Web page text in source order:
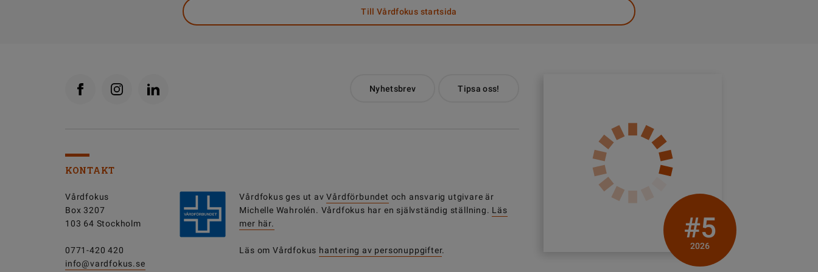
Till Vårdfokus startsida
Nyhetsbrev Tipsa oss!
KONTAKT
Vårdfokus
Box 3207
103 64 Stockholm
0771-420 420
info@vardfokus.se
Vårdfokus ges ut avVårdförbundet och ansvarig utgivare är
Michelle Wahrolén. Vårdfokus har en självständig ställning. Läs
mer här.
Läs om Vårdfokus hantering av personuppgifter.
#5
2026